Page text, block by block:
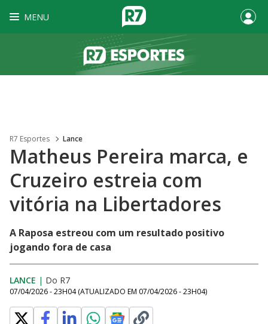
MENU
R7 Esportes Lance
Matheus Pereira marca, e
Cruzeiro estreia com
vitória na Libertadores
A Raposa estreou com um resultado positivo
jogando fora de casa
LANCE | Do R7
07/04/2026 - 23H04 (ATUALIZADO EM 07/04/2026 - 23H04)